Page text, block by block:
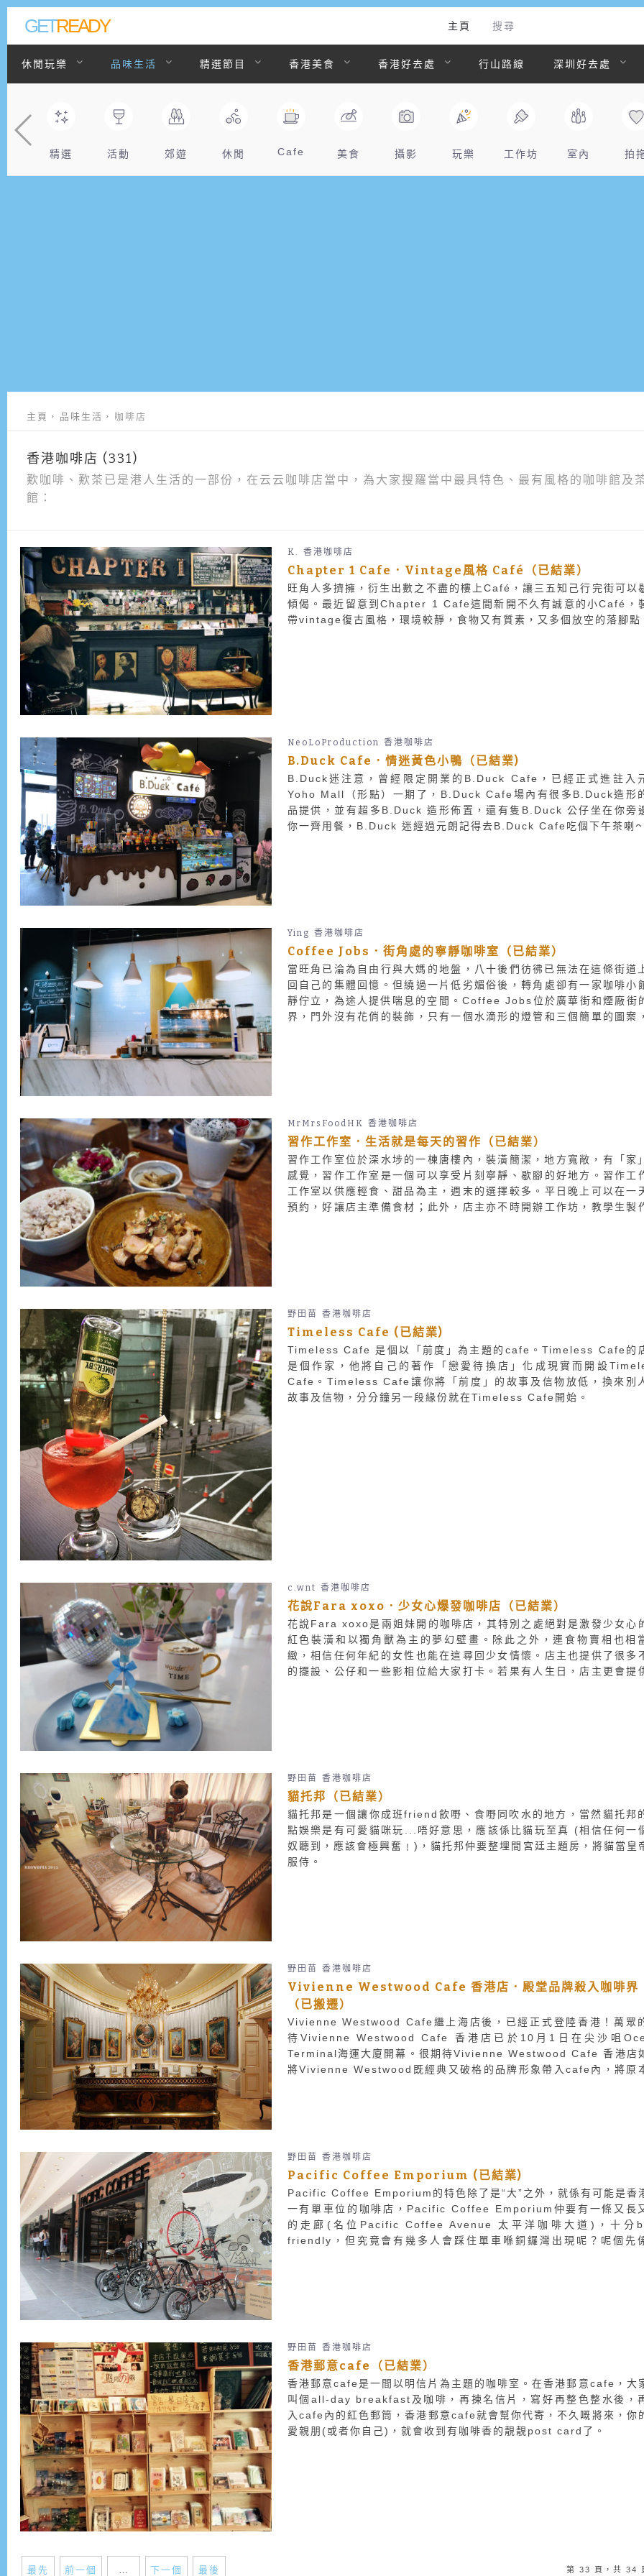
GETREADY 主頁 搜尋
休閒玩樂 品味生活 精選節目 香港美食 香港好去處 行山路線 深圳好去處
精選 活動 郊遊 休閒 Cafe 美食 攝影 玩樂 工作坊 室內 拍
主頁 品味生活 咖啡店
香港咖啡店 (331)
歎咖啡、歎茶已是港人生活的一部份，在云云咖啡店當中，為大家搜羅當中最具特色、最有風格的咖啡館及
館：
K. 香港咖啡店
Chapter 1 Cafe．Vintage風格 Café（已結業）
旺角人多擠擁，衍生出數之不盡的樓上Café，讓三五知己行完街可以
傾偈。最近留意到Chapter 1 Cafe這間新開不久有誠意的小Café，
帶vintage復古風格，環境較靜，食物又有質素，又多個放空的落腳點
NeoLoProduction 香港咖啡店
B.Duck Cafe．情迷黃色小鴨（已結業)
B.Duck迷注意，曾經限定開業的B.Duck Cafe，已經正式進註入
Yoho Mall（形點）一期了，B.Duck Cafe場內有很多B.Duck造形
品提供，並有超多B.Duck 造形佈置，還有隻B.Duck 公仔坐在你旁
你一齊用餐，B.Duck 迷經過元朗記得去B.Duck Cafe吃個下午茶喇～
Ying 香港咖啡店
Coffee Jobs．街角處的寧靜咖啡室（已結業）
當旺角已淪為自由行與大媽的地盤，八十後們彷彿已無法在這條街道
回自己的集體回憶。但繞過一片低劣媚俗後，轉角處卻有一家咖啡小
靜佇立，為途人提供喘息的空間。Coffee Jobs位於廣華街和煙廠街
界，門外沒有花俏的裝飾，只有一個水滴形的燈管和三個簡單的圖案
MrMrsFoodHK 香港咖啡店
習作工作室．生活就是每天的習作（已結業）
習作工作室位於深水埗的一棟唐樓內，裝潢簡潔，地方寬敞，有「家
感覺，習作工作室是一個可以享受片刻寧靜、歇腳的好地方。習作工
工作室以供應輕食、甜品為主，週末的選擇較多。平日晚上可以在一
預約，好讓店主準備食材；此外，店主亦不時開辦工作坊，教學生製
野田苗 香港咖啡店
Timeless Cafe (已結業)
Timeless Cafe 是個以「前度」為主題的cafe。Timeless Cafe的
是個作家，他將自己的著作「戀愛待換店」化成現實而開設
Cafe。Timeless Cafe讓你將「前度」的故事及信物放低，換來別
故事及信物，分分鐘另一段緣份就在Timeless Cafe開始。
c.wnt 香港咖啡店
花說Fara xoxo．少女心爆發咖啡店（已結業）
花說Fara xoxo是兩姐妹開的咖啡店，其特別之處絕對是激發少女心
紅色裝潢和以獨角獸為主的夢幻壁畫。除此之外，連食物賣相也相
緻，相信任何年紀的女性也能在這尋回少女情懷。店主也提供了很多
的擺設、公仔和一些影相位給大家打卡。若果有人生日，店主更會提
野田苗 香港咖啡店
貓托邦（已結業）
貓托邦是一個讓你成班friend飲嘢、食嘢同吹水的地方，當然貓托邦
點娛樂是有可愛貓咪玩...唔好意思，應該係比貓玩至真 (相信任何一
奴聽到，應該會極興奮﹗)，貓托邦仲要整埋間宮廷主題房，將貓當皇
服侍。
野田苗 香港咖啡店
Vivienne Westwood Cafe 香港店．殿堂品牌殺入咖啡界
（已搬遷）
Vivienne Westwood Cafe繼上海店後，已經正式登陸香港！萬眾
待Vivienne Westwood Cafe 香港店已於10月1日在尖沙咀
Terminal海運大廈開幕。很期待Vivienne Westwood Cafe 香港店
將Vivienne Westwood既經典又破格的品牌形象帶入cafe內，將原
野田苗 香港咖啡店
Pacific Coffee Emporium (已結業)
Pacific Coffee Emporium的特色除了是“大”之外，就係有可能是香
一有單車位的咖啡店，Pacific Coffee Emporium仲要有一條又長
的走廊(名位Pacific Coffee Avenue 太平洋咖啡大道)，十分
friendly，但究竟會有幾多人會踩住單車喺銅鑼灣出現呢？呢個先
野田苗 香港咖啡店
香港郵意cafe（已結業）
香港郵意cafe是一間以明信片為主題的咖啡室。在香港郵意cafe，大
叫個all-day breakfast及咖啡，再揀名信片，寫好再整色整水後，
入cafe內的紅色郵筒，香港郵意cafe就會幫你代寄，不久嘅將來，你
愛親朋(或者你自己)，就會收到有咖啡香的靚靚post card了。
最先 前一個 … 下一個 最後 第 33 頁，共 34